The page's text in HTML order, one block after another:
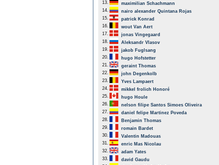
13.
maximilian Schachmann
14.
nairo alexander Quintana Rojas
15.
patrick Konrad
16.
wout Van Aert
17.
jonas Vingegaard
18.
Aleksandr Vlasov
19.
jakob Fuglsang
20.
hugo Hofstetter
21.
geraint Thomas
22.
john Degenkolb
23.
Yves Lampaert
24.
mikkel frolich Honoré
25.
hugo Houle
26.
nelson filipe Santos Simoes Oliveira
27.
daniel felipe Martinez Poveda
28.
Benjamin Thomas
29.
romain Bardet
30.
Valentin Madouas
31.
enric Mas Nicolau
32.
adam Yates
33.
david Gaudu